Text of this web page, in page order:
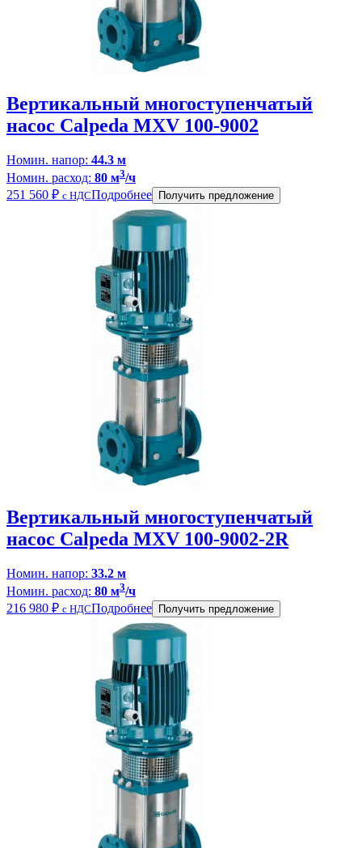
Вертикальный многоступенчатый
насос Calpeda MXV 100-9002
Номин. напор: 44.3 м
Номин. расход: 80 м3/ч
251 560 ₽ с НДСПодробнее Получить предложение
Вертикальный многоступенчатый
насос Calpeda MXV 100-9002-2R
Номин. напор: 33.2 м
Номин. расход: 80 м3/ч
216 980 ₽ с НДСПодробнее Получить предложение